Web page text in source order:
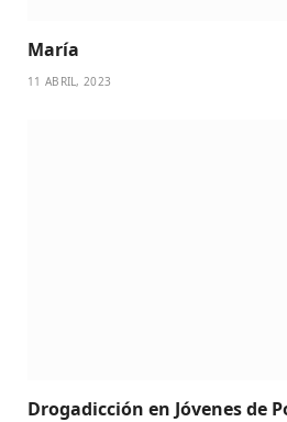
María
11 ABRIL, 2023
Drogadicción en Jóvenes de